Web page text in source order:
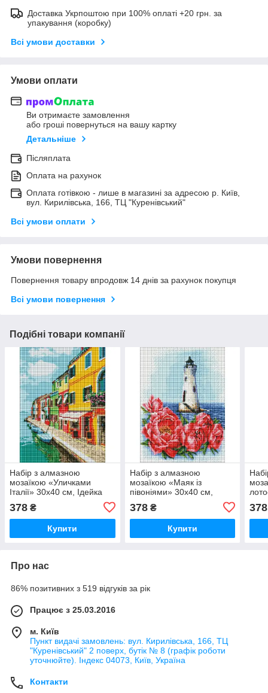
Доставка Укрпоштою при 100% оплаті +20 грн. за
упакування (коробку)
Всі умови доставки
Умови оплати
Ви отримаєте замовлення
або гроші повернуться на вашу картку
Детальніше
Післяплата
Оплата на рахунок
Оплата готівкою - лише в магазині за адресою р. Київ,
вул. Кирилівська, 166, ТЦ "Куренівський"
Всі умови оплати
Умови повернення
Повернення товару впродовж 14 днів за рахунок покупця
Всі умови повернення
Подібні товари компанії
Набір з алмазною
мозаїкою «Уличками
Італії» 30х40 см, Ідейка
378 ₴
Купити
Набір з алмазною
мозаїкою «Маяк із
півоніями» 30х40 см,
378₴
Купити
378
Про нас
86% позитивних з 519 відгуків за рік
Працює з 25.03.2016
м. Київ
Пункт видачі замовлень: вул. Кирилівська, 166, ТЦ
"Куренівський" 2 поверх, бутік № 8 (графік роботи
уточнюйте). Індекс 04073, Київ, Україна
Контакти